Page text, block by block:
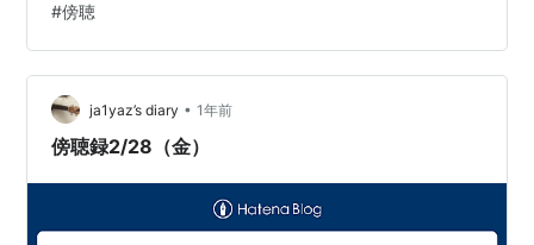
判事さんがみんな若いということだ。 30歳位の人で、正
直ちょっとビックしりした。 710法廷 13:15- 判決 会社
法違反 被告：55歳位男性 判決にしてはとってある時間
が長いので気になってきてみると、歌手のAIKOの所属会
社の共同経営者が、AIKOに内緒でグッズの販売時に利益
#傍聴
ja1yaz’s diary • 1年前
傍聴録2/28（金）